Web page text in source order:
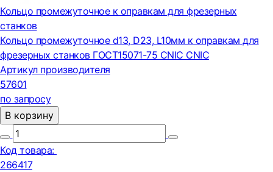
Кольцо промежуточное к оправкам для фрезерных
станков
Кольцо промежуточное d13, D23, L10мм к оправкам для
фрезерных станков ГОСТ15071-75 CNIC CNIC
Артикул производителя
57601
по запросу
В корзину
Код товара:
266417